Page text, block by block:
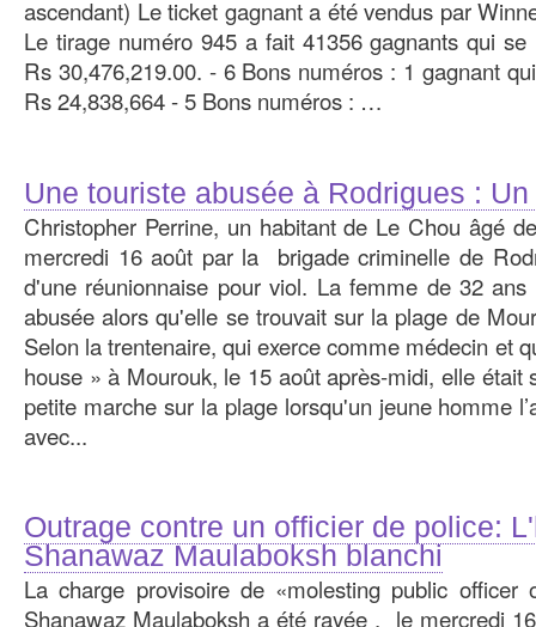
ascendant) Le ticket gagnant a été vendus par
Le tirage numéro 945 a fait 41356 gagnants qui
Rs 30,476,219.00. - 6 Bons numéros : 1 gagnant
Rs 24,838,664 - 5 Bons numéros : …
Une touriste abusée à Rodrigues :
Christopher Perrine, un habitant de Le Chou âgé
mercredi 16 août par la brigade criminelle de
d'une réunionnaise pour viol. La femme de 32
abusée alors qu'elle se trouvait sur la plage de
Selon la trentenaire, qui exerce comme médecin et
house » à Mourouk, le 15 août après-midi, elle était
petite marche sur la plage lorsqu'un jeune homme
avec...
Outrage contre un officier de police:
Shanawaz Maulaboksh blanchi
La charge provisoire de «molesting public officer
Shanawaz Maulaboksh a été rayée , le mercredi